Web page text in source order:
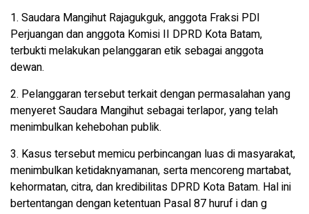
1. Saudara Mangihut Rajagukguk, anggota Fraksi PDI
Perjuangan dan anggota Komisi II DPRD Kota Batam,
terbukti melakukan pelanggaran etik sebagai anggota
dewan.
2. Pelanggaran tersebut terkait dengan permasalahan yang
menyeret Saudara Mangihut sebagai terlapor, yang telah
menimbulkan kehebohan publik.
3. Kasus tersebut memicu perbincangan luas di masyarakat,
menimbulkan ketidaknyamanan, serta mencoreng martabat,
kehormatan, citra, dan kredibilitas DPRD Kota Batam. Hal ini
bertentangan dengan ketentuan Pasal 87 huruf i dan g